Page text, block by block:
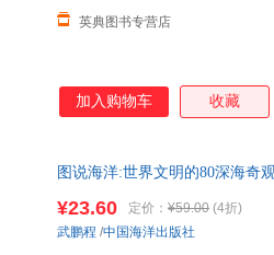
英典图书专营店
加入购物车 收藏
图说海洋:世界文明的80深海奇
¥23.60 定价： ¥59.00 (4折)
武鹏程 /中国海洋出版社